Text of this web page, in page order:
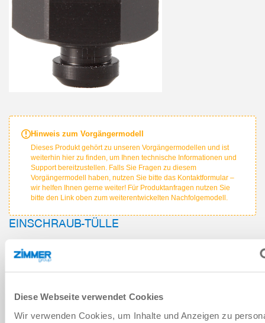
Diese Webseite verwendet Cookies
Wir verwenden Cookies, um Inhalte und Anzeigen zu
Hinweis zum Vorgängermodell
Dieses Produkt gehört zu unseren Vorgängermodellen und ist
weiterhin hier zu finden, um Ihnen technische Informationen und
Support bereitzustellen. Falls Sie Fragen zu diesem
Vorgängermodell haben, nutzen Sie bitte das Kontaktformular –
wir helfen Ihnen gerne weiter! Für Produktanfragen nutzen Sie
bitte den Link oben zum weiterentwickelten Nachfolgemodell.
EINSCHRAUB-TÜLLE
PERSÖNLICHE DATEN
Vorname*